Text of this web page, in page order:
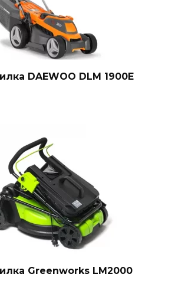
DAEWOO DLM 1900E
Greenworks LM2000